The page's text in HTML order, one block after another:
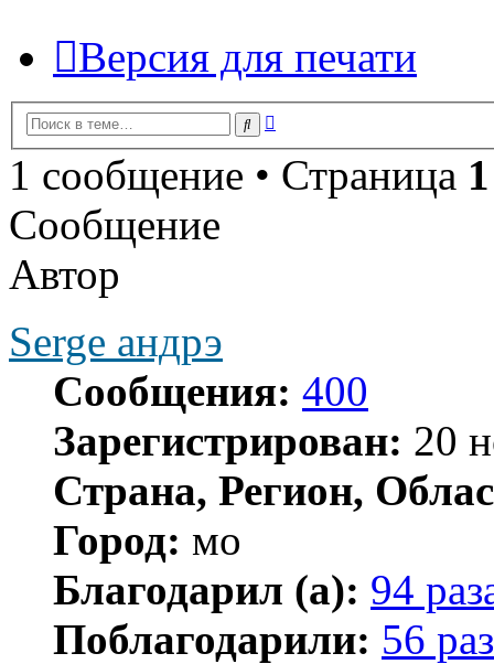
Версия для печати
Поиск
1 сообщение • Страница 1
Сообщение
Автор
Serge андрэ
Сообщения: 400
Зарегистрирован: 20
Страна, Регион,
Город: мо
Благодарил (а): 94
Поблагодарили: 56 раз